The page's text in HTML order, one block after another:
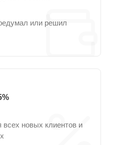
или решил
новых клиентов и